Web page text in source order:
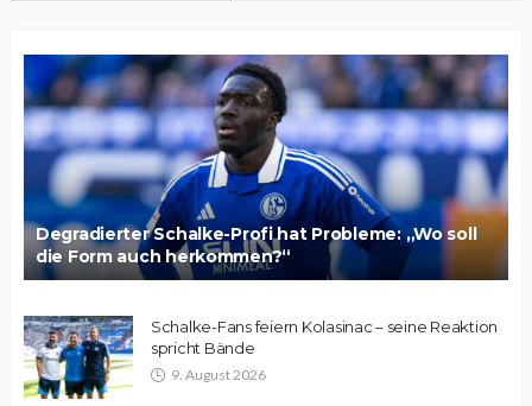
Degradierter Schalke-Profi hat Probleme: „Wo soll
die Form auch herkommen?“
Schalke-Fans feiern Kolasinac – seine Reaktion
spricht Bände
9. August 2026